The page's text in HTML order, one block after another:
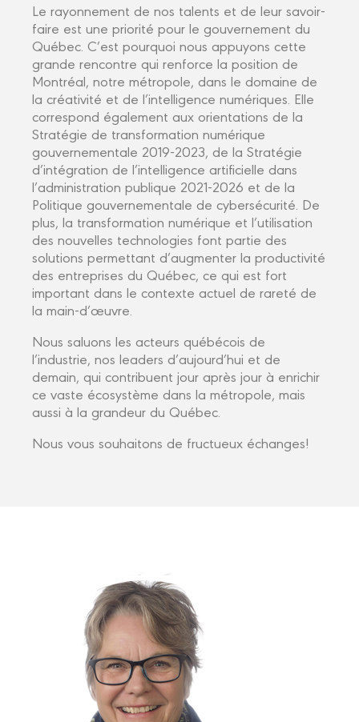
Le rayonnement de nos talents et de leur savoir-
faire est une priorité pour le gouvernement du
Québec. C’est pourquoi nous appuyons cette
grande rencontre qui renforce la position de
Montréal, notre métropole, dans le domaine de
la créativité et de l’intelligence numériques. Elle
correspond également aux orientations de la
Stratégie de transformation numérique
gouvernementale 2019-2023, de la Stratégie
d’intégration de l’intelligence artificielle dans
l’administration publique 2021-2026 et de la
Politique gouvernementale de cybersécurité. De
plus, la transformation numérique et l’utilisation
des nouvelles technologies font partie des
solutions permettant d’augmenter la productivité
des entreprises du Québec, ce qui est fort
important dans le contexte actuel de rareté de
la main-d’œuvre.
Nous saluons les acteurs québécois de
l’industrie, nos leaders d’aujourd’hui et de
demain, qui contribuent jour après jour à enrichir
ce vaste écosystème dans la métropole, mais
aussi à la grandeur du Québec.
Nous vous souhaitons de fructueux échanges!